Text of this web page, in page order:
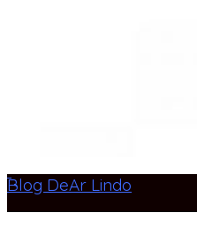
Blog DeAr Lindo